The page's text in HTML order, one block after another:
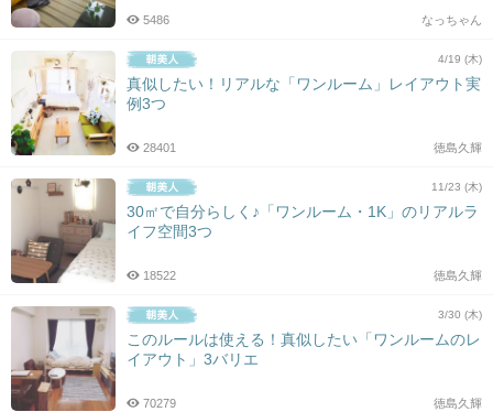
なっちゃん
5486
4/19 (木)
真似したい！リアルな「ワンルーム」レイアウト実
例3つ
徳島久輝
28401
11/23 (木)
30㎡で自分らしく♪「ワンルーム・1K」のリアルラ
イフ空間3つ
徳島久輝
18522
3/30 (木)
このルールは使える！真似したい「ワンルームのレ
イアウト」3バリエ
徳島久輝
70279